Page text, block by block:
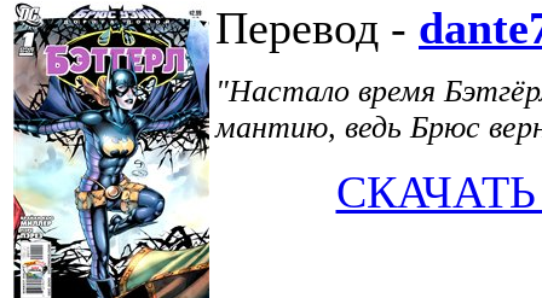
Перевод -
"Настало время
мантию, ведь Брюс